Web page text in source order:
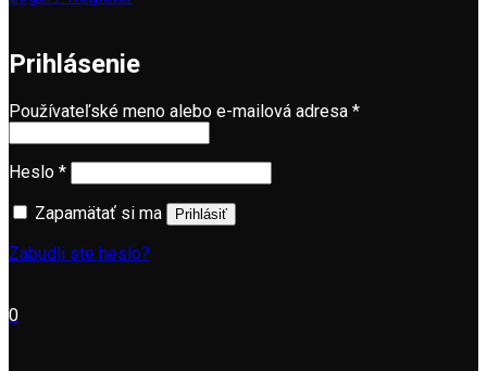
Prihlásenie
Používateľské meno alebo e-mailová adresa *Povinné
Heslo *Povinné
Zapamätať si ma Prihlásiť
Zabudli ste heslo?
0